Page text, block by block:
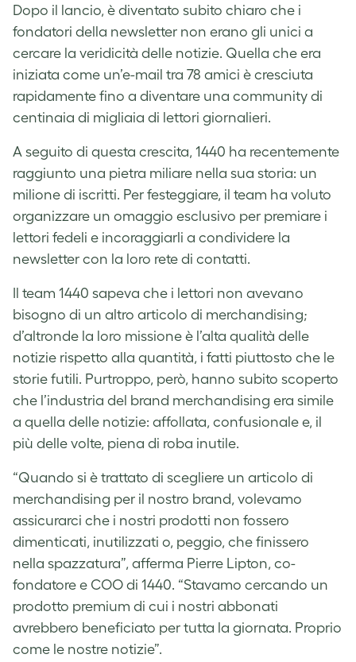
Dopo il lancio, è diventato subito chiaro che i
fondatori della newsletter non erano gli unici a
cercare la veridicità delle notizie. Quella che era
iniziata come un’e-mail tra 78 amici è cresciuta
rapidamente fino a diventare una community di
centinaia di migliaia di lettori giornalieri.
A seguito di questa crescita, 1440 ha recentemente
raggiunto una pietra miliare nella sua storia: un
milione di iscritti. Per festeggiare, il team ha voluto
organizzare un omaggio esclusivo per premiare i
lettori fedeli e incoraggiarli a condividere la
newsletter con la loro rete di contatti.
Il team 1440 sapeva che i lettori non avevano
bisogno di un altro articolo di merchandising;
d’altronde la loro missione è l’alta qualità delle
notizie rispetto alla quantità, i fatti piuttosto che le
storie futili. Purtroppo, però, hanno subito scoperto
che l’industria del brand merchandising era simile
a quella delle notizie: affollata, confusionale e, il
più delle volte, piena di roba inutile.
“Quando si è trattato di scegliere un articolo di
merchandising per il nostro brand, volevamo
assicurarci che i nostri prodotti non fossero
dimenticati, inutilizzati o, peggio, che finissero
nella spazzatura”, afferma Pierre Lipton, co-
fondatore e COO di 1440. “Stavamo cercando un
prodotto premium di cui i nostri abbonati
avrebbero beneficiato per tutta la giornata. Proprio
come le nostre notizie”.